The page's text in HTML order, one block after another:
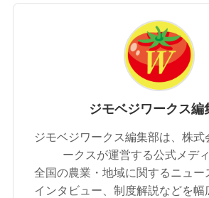
ジモベジワークス編
ジモベジワークス編集部は、株式
ークスが運営する公式メディ
全国の農業・地域に関するニュー
インタビュー、制度解説などを幅